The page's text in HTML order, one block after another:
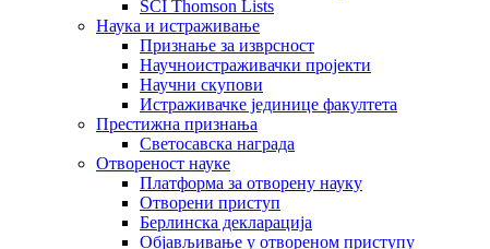
SCI Thomson Lists
Наука и истраживање
Признање за изврсност
Научноистраживачки пројекти
Научни скупови
Истраживачке јединице факултета
Престижна признања
Светосавска награда
Отвореност науке
Платформа за отворену науку
Отворени приступ
Берлинска декларација
Објављивање у отвореном приступу